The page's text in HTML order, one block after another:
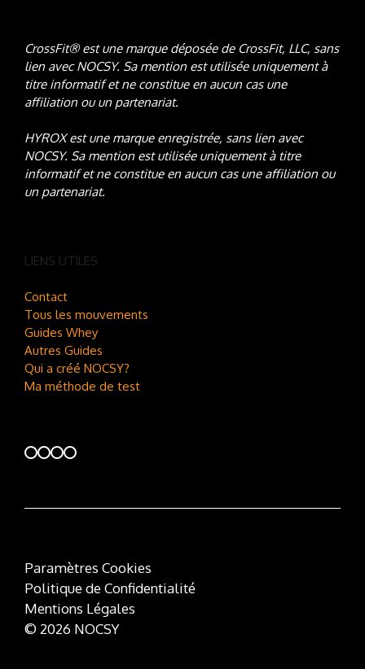
CrossFit® est une marque déposée de CrossFit, LLC, sans
lien avec NOCSY. Sa mention est utilisée uniquement à
titre informatif et ne constitue en aucun cas une
affiliation ou un partenariat.
HYROX est une marque enregistrée, sans lien avec
NOCSY. Sa mention est utilisée uniquement à titre
informatif et ne constitue en aucun cas une affiliation ou
un partenariat.
LIENS UTILES
Contact
Tous les mouvements
Guides Whey
Autres Guides
Qui a créé NOCSY?
Ma méthode de test
© 2026 NOCSY
Paramètres Cookies
Politique de Confidentialité
Mentions Légales